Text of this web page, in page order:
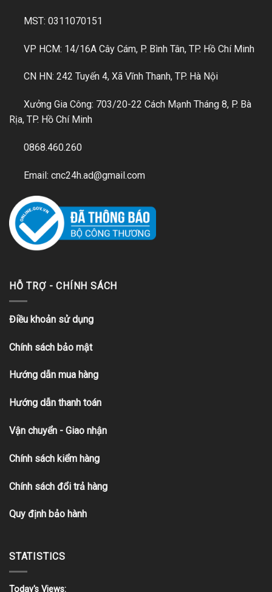
MST: 0311070151
VP HCM: 14/16A Cây Cám, P. Bình Tân, TP. Hồ Chí Minh
CN HN: 242 Tuyến 4, Xã Vĩnh Thanh, TP. Hà Nội
Xưởng Gia Công: 703/20-22 Cách Mạnh Tháng 8, P. Bà
Rịa, TP. Hồ Chí Minh
0868.460.260
Email: cnc24h.ad@gmail.com
HỖ TRỢ - CHÍNH SÁCH
Điều khoản sử dụng
Chính sách bảo mật
Hướng dẫn mua hàng
Hướng dẫn thanh toán
Vận chuyển - Giao nhận
Chính sách kiểm hàng
Chính sách đổi trả hàng
Quy định bảo hành
STATISTICS
Today's Views: